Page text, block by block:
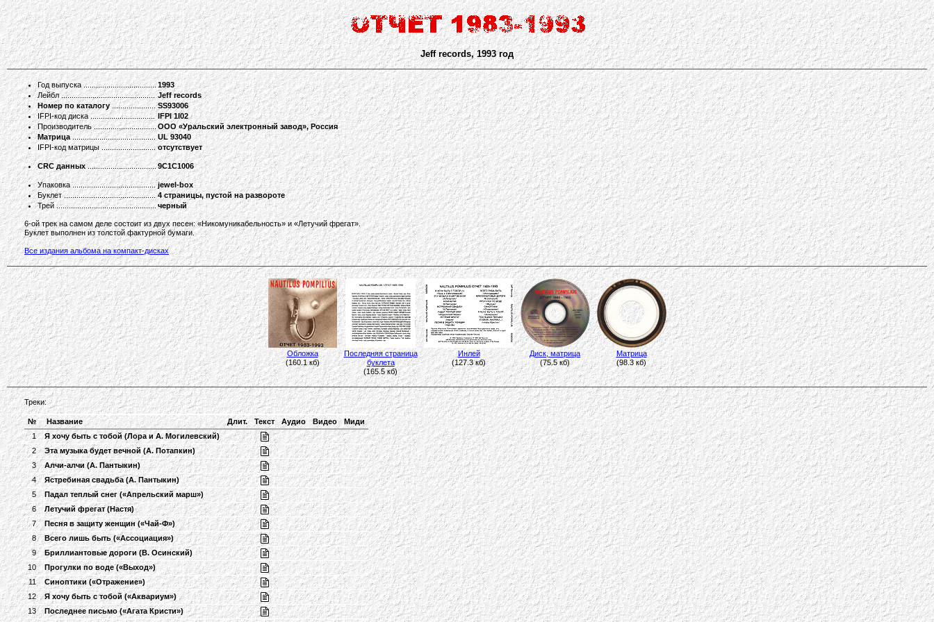
Jeff records, 1993 год
Год выпуска
1993
Лейбл
Jeff records
Номер по каталогу
SS93006
IFPI-код диска
IFPI 1I02
Производитель
ООО «Уральский электронный завод», Россия
Матрица
UL 93040
IFPI-код матрицы
отсутствует
CRC данных 9C1C1006
Упаковка
jewel-box
Буклет
4 страницы, пустой на развороте
Трей
черный
6-ой трек на самом деле состоит из двух песен: «Никомуникабельность» и «Летучий фрегат».
Буклет выполнен из толстой фактурной бумаги.
Все издания альбома на компакт-дисках
Обложка
(160.1 кб)
Последняя страница
буклета
(165.5 кб)
Инлей
(127.3 кб)
Диск, матрица
(75.5 кб)
Матрица
(98.3 кб)
Треки:
№ Название Длит. Текст Аудио Видео
Миди
1
Я хочу быть с тобой (Лора и А. Могилевский)
2
Эта музыка будет вечной (А. Потапкин)
3
Алчи-алчи (А. Пантыкин)
4
Ястребиная свадьба (А. Пантыкин)
5
Падал теплый снег («Апрельский марш»)
6
Летучий фрегат (Настя)
7
Песня в защиту женщин («Чай-Ф»)
8
Всего лишь быть («Ассоциация»)
9
Бриллиантовые дороги (В. Осинский)
10
Прогулки по воде («Выход»)
11
Синоптики («Отражение»)
12
Я хочу быть с тобой («Аквариум»)
13
Последнее письмо («Агата Кристи»)